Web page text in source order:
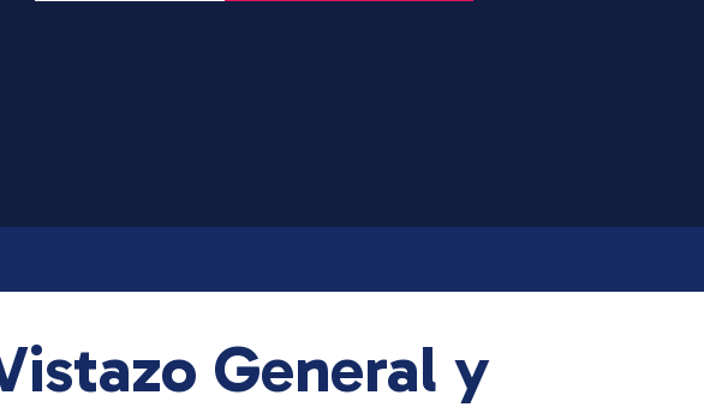
General y